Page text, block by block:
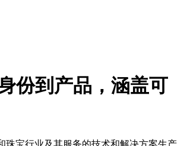
份到产品，涵盖可
珠宝行业及其服务的技术和解决方案生产